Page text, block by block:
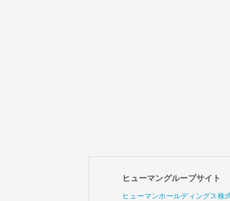
ヒューマングループサイト
ヒューマンホールディングス株